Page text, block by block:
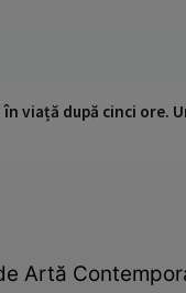
viață după cinci ore.
Artă